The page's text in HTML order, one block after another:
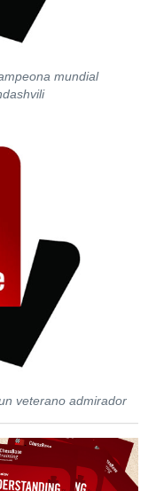
mundial
veterano admirador